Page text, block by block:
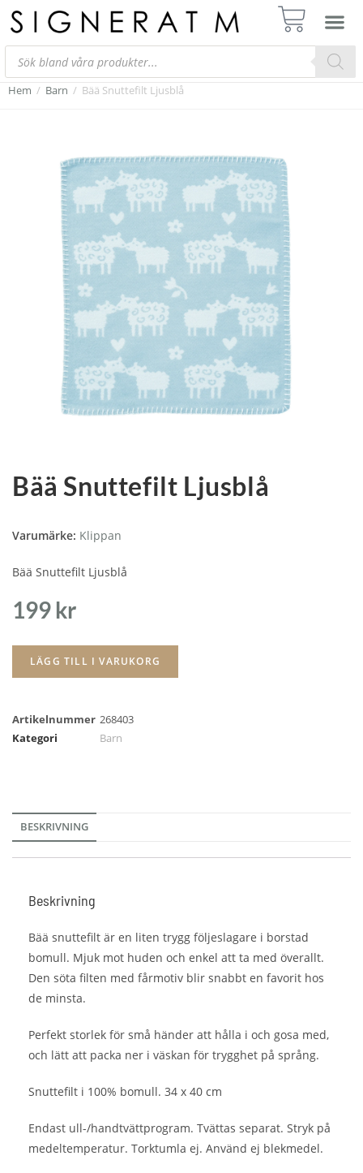
Hem / Barn / Bää Snuttefilt Ljusblå
Bää Snuttefilt Ljusblå
Varumärke: Klippan
Bää Snuttefilt Ljusblå
199 kr
LÄGG TILL I VARUKORG
Artikelnummer 268403
Kategori
Barn
BESKRIVNING
Beskrivning
Bää snuttefilt är en liten trygg följeslagare i borstad
bomull. Mjuk mot huden och enkel att ta med överallt.
Den söta filten med fårmotiv blir snabbt en favorit hos
de minsta.
Perfekt storlek för små händer att hålla i och gosa med,
och lätt att packa ner i väskan för trygghet på språng.
Snuttefilt i 100% bomull. 34 x 40 cm
Endast ull-/handtvättprogram. Tvättas separat. Stryk på
medeltemperatur. Torktumla ej. Använd ej blekmedel.